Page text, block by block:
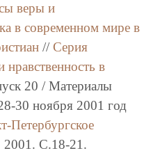
веры и
в современном мире в
// Серия
нравственность в
20 / Материалы
30 ноября 2001 год
Петербургское
2001. C.18-21.